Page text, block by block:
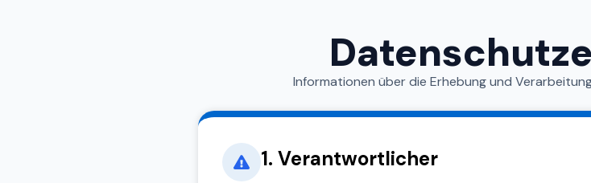
Informationen über die Erhebung und
1. Verantwortlicher